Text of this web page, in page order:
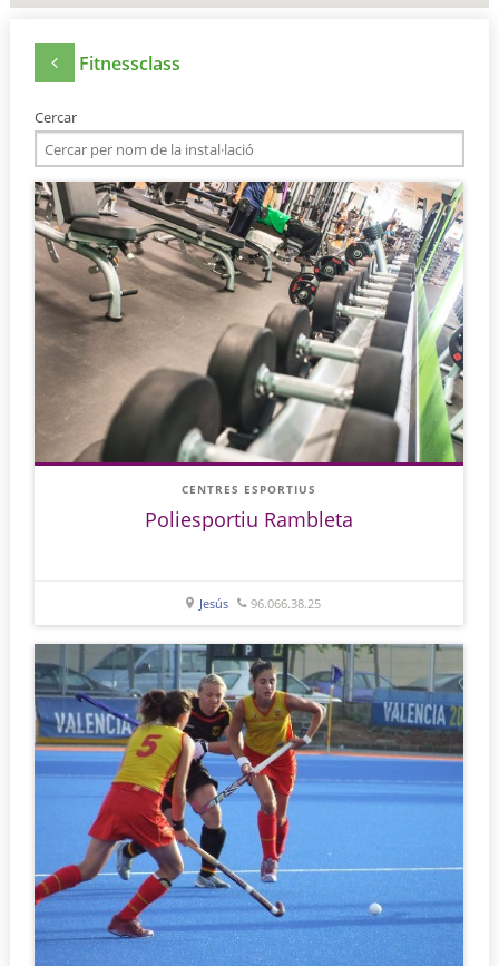
Fitnessclass
Cercar
CENTRES ESPORTIUS
Poliesportiu Rambleta
Jesús 96.066.38.25